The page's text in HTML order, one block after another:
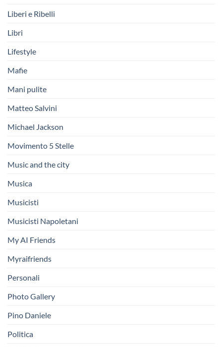
Liberi e Ribelli
Libri
Lifestyle
Mafie
Mani pulite
Matteo Salvini
Michael Jackson
Movimento 5 Stelle
Music and the city
Musica
Musicisti
Musicisti Napoletani
My AI Friends
Myraifriends
Personali
Photo Gallery
Pino Daniele
Politica